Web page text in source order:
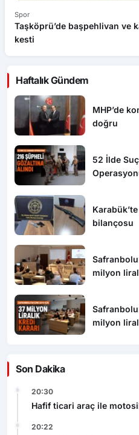
Spor
Taşköprü’de başpehlivan ve
kesti
Haftalık Gündem
MHP’de
doğru
52 İlde
bilançosu
milyon
milyon
Son Dakika
20:30
Hafif ticari araç ile
20:22